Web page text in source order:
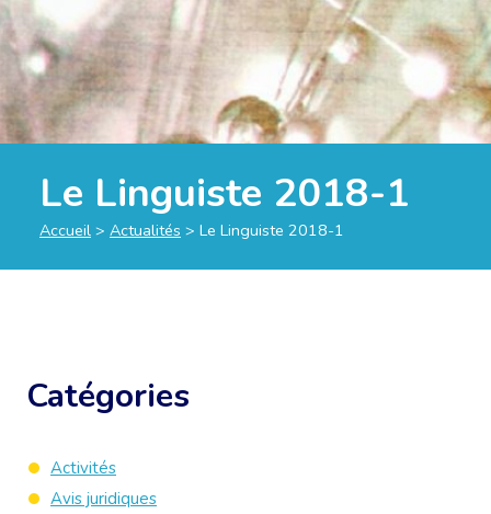
Le Linguiste 2018-1
Accueil > Actualités > Le Linguiste 2018-1
Catégories
Activités
Avis juridiques